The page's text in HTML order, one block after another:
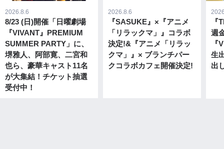
8/23 (日)開催「日曜劇場
『VIVANT』PREMIUM
SUMMER PARTY」に、
堺雅人、阿部寛、二宮和
也ら、豪華キャスト11名
が大集結！チケット抽選
受付中！
2026.8.6
『SASUKE』×『アニメ
「リラックマ」』コラボ
決定!&『アニメ「リラッ
クマ」』× ブランチパー
クコラボカフェ開催決定!
2026.8.6
『
週
『
生
出